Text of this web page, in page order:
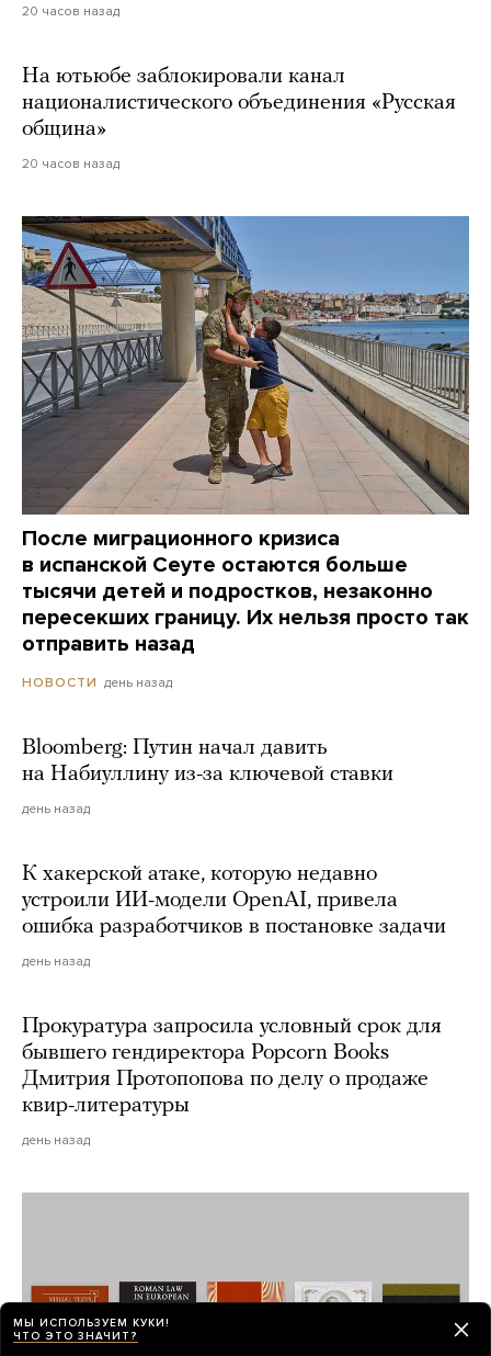
20 часов назад
На ютьюбе заблокировали канал
националистического объединения «Русская
община»
20 часов назад
После миграционного кризиса
в испанской Сеуте остаются больше
тысячи детей и подростков, незаконно
пересекших границу. Их нельзя просто так
отправить назад
НОВОСТИ день назад
Bloomberg: Путин начал давить
на Набиуллину из-за ключевой ставки
день назад
К хакерской атаке, которую недавно
устроили ИИ-модели OpenAI, привела
ошибка разработчиков в постановке задачи
день назад
Прокуратура запросила условный срок для
бывшего гендиректора Popcorn Books
Дмитрия Протопопова по делу о продаже
квир-литературы
день назад
МЫ ИСПОЛЬЗУЕМ КУКИ!
ЧТО ЭТО ЗНАЧИТ?